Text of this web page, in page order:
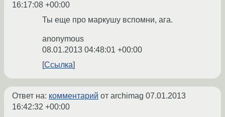
16:17:08 +00:00
Ты еще про маркушу вспомни, ага.
anonymous
08.01.2013 04:48:01 +00:00
Ссылка
Ответ на: комментарий от archimag 07.01.2013
16:42:32 +00:00